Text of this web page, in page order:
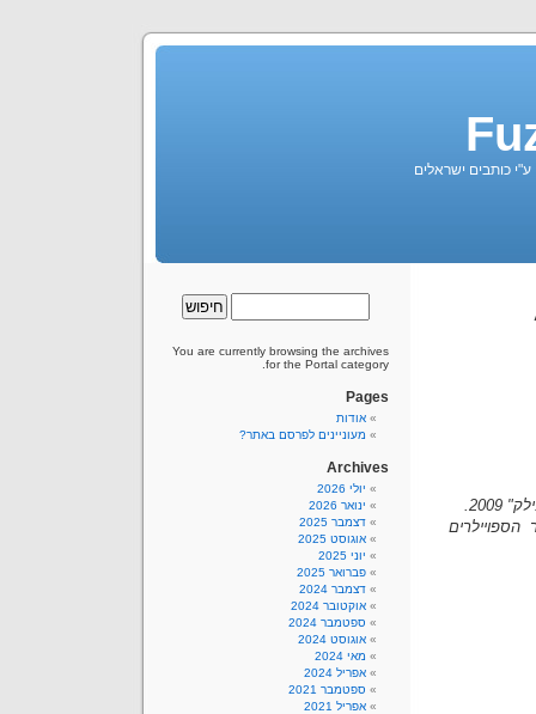
ע"י כותבים ישראלים
You are currently browsing the archives
for the Portal category.
Pages
אודות
מעוניינים לפרסם באתר?
Archives
יולי 2026
ינואר 2026
דצמבר 2025
אוגוסט 2025
יוני 2025
פברואר 2025
דצמבר 2024
אוקטובר 2024
ספטמבר 2024
אוגוסט 2024
מאי 2024
אפריל 2024
ספטמבר 2021
אפריל 2021